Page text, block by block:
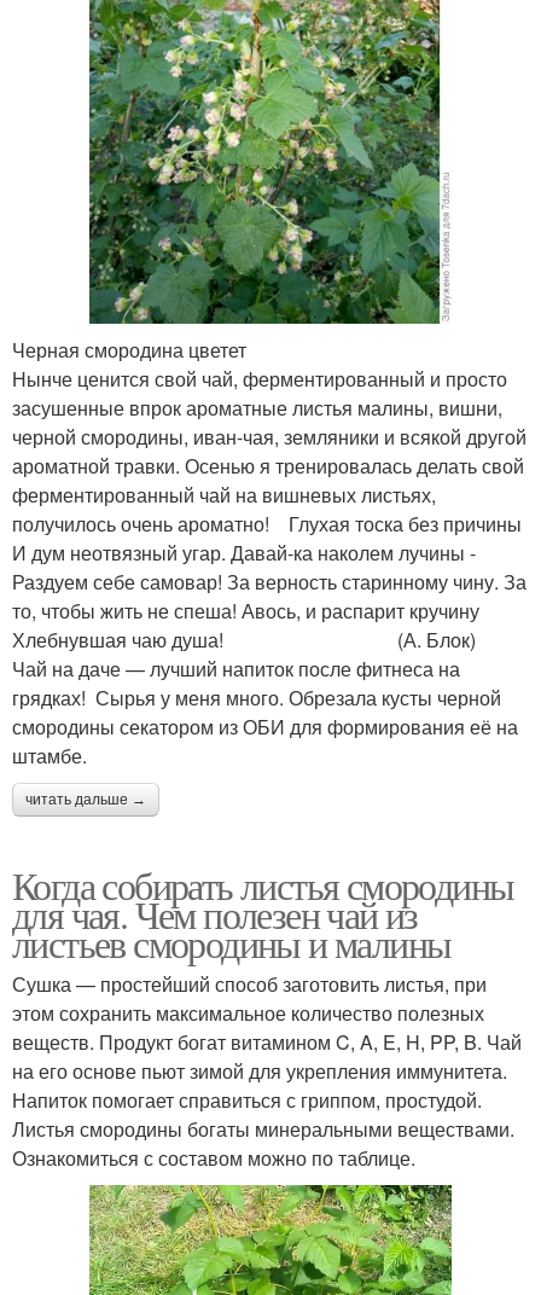
Черная смородина цветет
Нынче ценится свой чай, ферментированный и просто
засушенные впрок ароматные листья малины, вишни,
черной смородины, иван-чая, земляники и всякой другой
ароматной травки. Осенью я тренировалась делать свой
ферментированный чай на вишневых листьях,
получилось очень ароматно! Глухая тоска без причины
И дум неотвязный угар. Давай-ка наколем лучины -
Раздуем себе самовар! За верность старинному чину. За
то, чтобы жить не спеша! Авось, и распарит кручину
Хлебнувшая чаю душа! (А. Блок)
Чай на даче — лучший напиток после фитнеса на
грядках! Сырья у меня много. Обрезала кусты черной
смородины секатором из ОБИ для формирования её на
штамбе.
читать дальше →
Когда собирать листья смородины
для чая. Чем полезен чай из
листьев смородины и малины
Сушка — простейший способ заготовить листья, при
этом сохранить максимальное количество полезных
веществ. Продукт богат витамином C, A, E, H, PP, B. Чай
на его основе пьют зимой для укрепления иммунитета.
Напиток помогает справиться с гриппом, простудой.
Листья смородины богаты минеральными веществами.
Ознакомиться с составом можно по таблице.